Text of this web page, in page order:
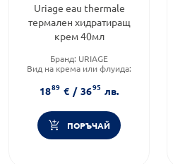
Uriage eau thermale
термален хидратиращ
крем 40мл
Бранд: URIAGE
Вид на крема или флуида:
Категория: Козметика,
красота и лична хигиена
1889 € / 3695 лв.
ПОРЪЧАЙ